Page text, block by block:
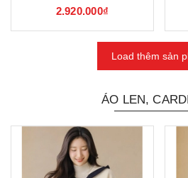
2.920.000₫
Load thêm sản
ÁO LEN,